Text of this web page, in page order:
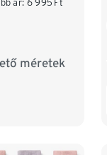
ár: 6 995 Ft
méretek
34 35-38